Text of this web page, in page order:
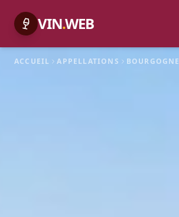
VIN.WEB
ACCUEIL APPELLATIONS BOURGOGNE